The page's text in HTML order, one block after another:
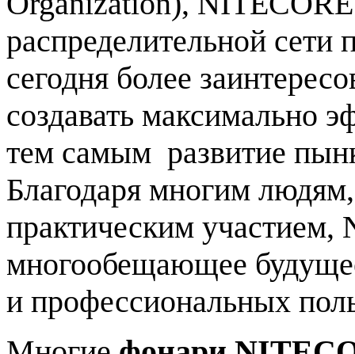
распределительной
сегодня более
создавать максимально
тем самым развитие
Благодаря многим
практическим участием,
многообещающее
и профессиональных